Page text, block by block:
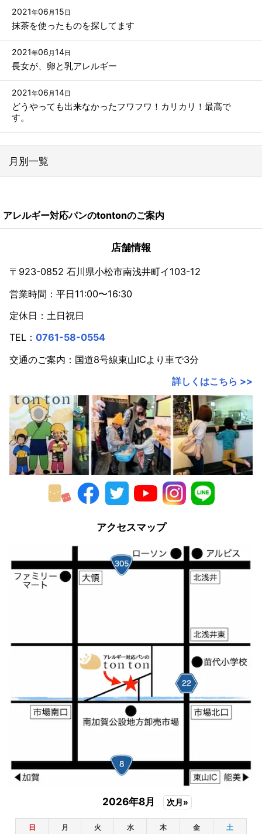
2021年06 月15日
抹茶を使ったものを探してます
2021年06 月14日
長女が、卵と乳アレルギー
2021年06 月14日
どうやっても出来なかったフワフワ！カリカリ！最高で
す。
月別一覧
2024年
2022年
2021年
2020年
2019年
2018年
2016年
2015年
2014年
アレルギー対応パンのtontonのご案内
店舗情報
〒923-0852 石川県小松市南浅井町イ103-12
営業時間：平日11:00〜16:30
定休日：土日祝日
TEL： 0761-58-0554
交通のご案内：国道8号線東山ICより車で3分
詳しくはこちら >>
アクセスマップ
2026年8月 次月»
日 月 火 水 木 金 土